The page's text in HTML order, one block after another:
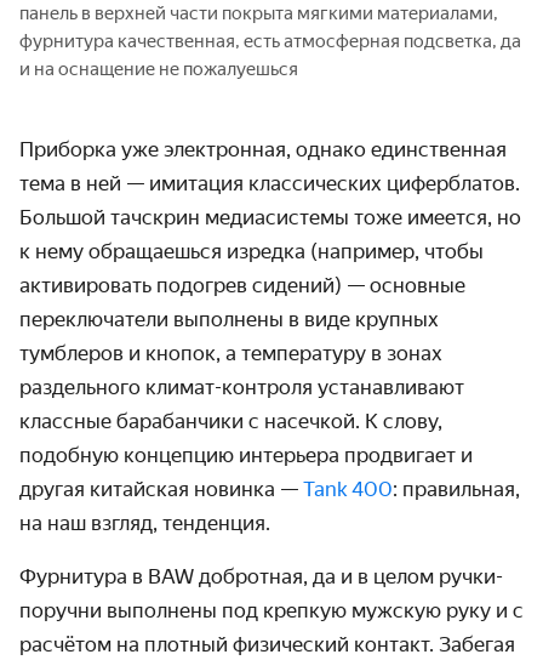
панель в верхней части покрыта мягкими материалами,
фурнитура качественная, есть атмосферная подсветка, да
и на оснащение не пожалуешься
Приборка уже электронная, однако единственная
тема в ней — имитация классических циферблатов.
Большой тачскрин медиасистемы тоже имеется, но
к нему обращаешься изредка (например, чтобы
активировать подогрев сидений) — основные
переключатели выполнены в виде крупных
тумблеров и кнопок, а температуру в зонах
раздельного климат-контроля устанавливают
классные барабанчики с насечкой. К слову,
подобную концепцию интерьера продвигает и
другая китайская новинка — Tank 400: правильная,
на наш взгляд, тенденция.
Фурнитура в BAW добротная, да и в целом ручки-
поручни выполнены под крепкую мужскую руку и с
расчётом на плотный физический контакт. Забегая